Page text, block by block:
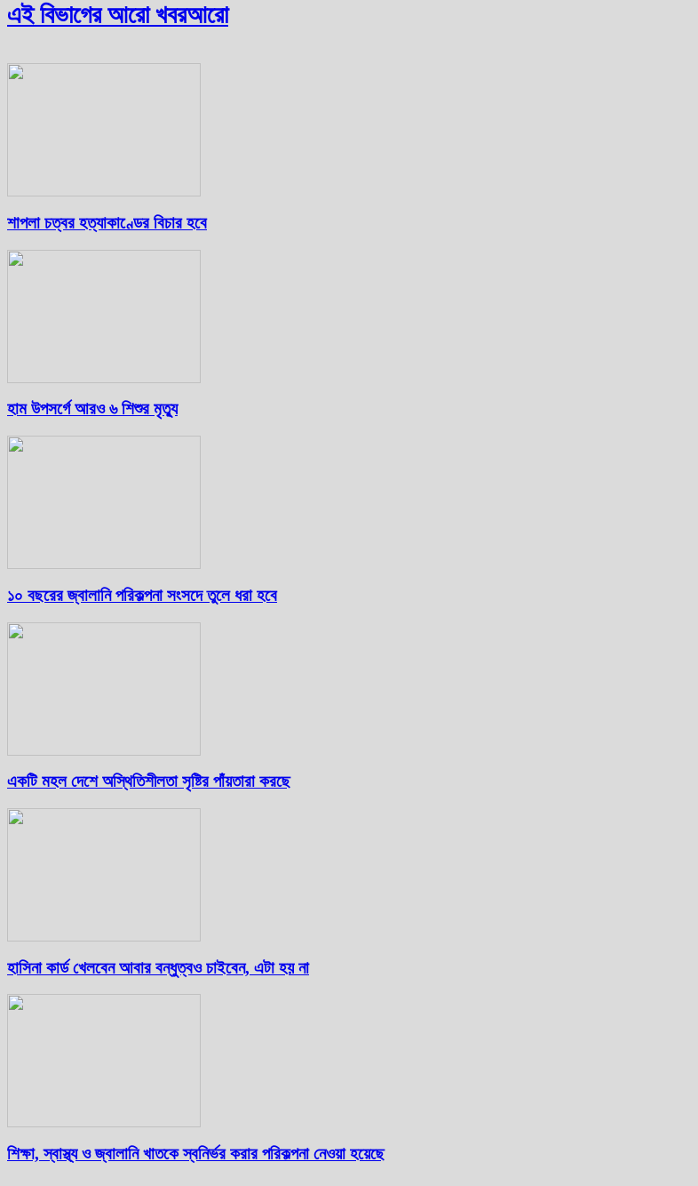
এই বিভাগের আরো খবরআরো
শাপলা চত্বর হত্যাকাণ্ডের বিচার হবে
হাম উপসর্গে আরও ৬ শিশুর মৃত্যু
১০ বছরের জ্বালানি পরিকল্পনা সংসদে তুলে ধরা হবে
একটি মহল দেশে অস্থিতিশীলতা সৃষ্টির পাঁয়তারা করছে
হাসিনা কার্ড খেলবেন আবার বন্ধুত্বও চাইবেন, এটা হয় না
শিক্ষা, স্বাস্থ্য ও জ্বালানি খাতকে স্বনির্ভর করার পরিকল্পনা নেওয়া হয়েছে